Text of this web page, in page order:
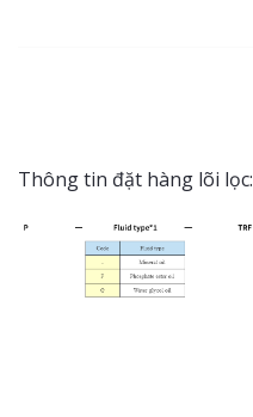
Thông tin đặt hàng lõi lọc: